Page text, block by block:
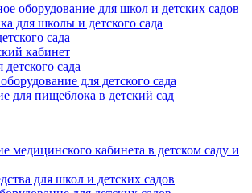
оборудование для школ и детских садов
для школы и детского сада
сада
кабинет
сада
для детского сада
для пищеблока в детский сад
медицинского кабинета в детском саду и
для школ и детских садов